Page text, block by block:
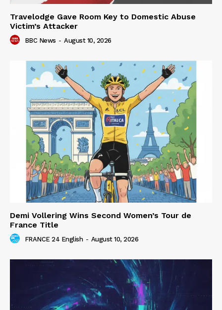
Travelodge Gave Room Key to Domestic Abuse
Victim’s Attacker
BBC News - August 10, 2026
Demi Vollering Wins Second Women’s Tour de
France Title
FRANCE 24 English - August 10, 2026